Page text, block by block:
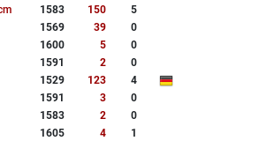
1583 150
5
1569 39
0
1600 5
0
1591 2
0
1529 123
4
1591 3
0
1583 2
0
1605 4
1